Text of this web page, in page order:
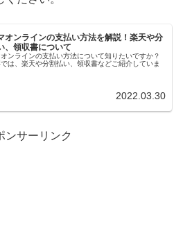
オンラインの支払い方法を解説！楽天や分
、領収書について
オンラインの支払い方法について知りたいですか？
は、楽天や分割払い、領収書などご紹介していま
2022.03.30
ンサーリンク